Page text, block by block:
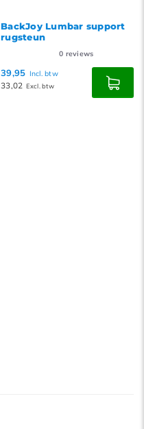
BackJoy Lumbar support
rugsteun
0 reviews
39,95 Incl. btw
33,02 Excl. btw